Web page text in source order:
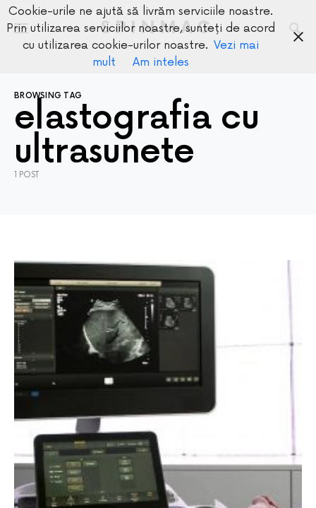
SPINMAG
BROWSING TAG
elastografia cu
ultrasunete
1 POST
Cookie-urile ne ajută să livrăm serviciile noastre.
Prin utilizarea serviciilor noastre, sunteți de acord
cu utilizarea cookie-urilor noastre. Vezi mai
mult
Am inteles